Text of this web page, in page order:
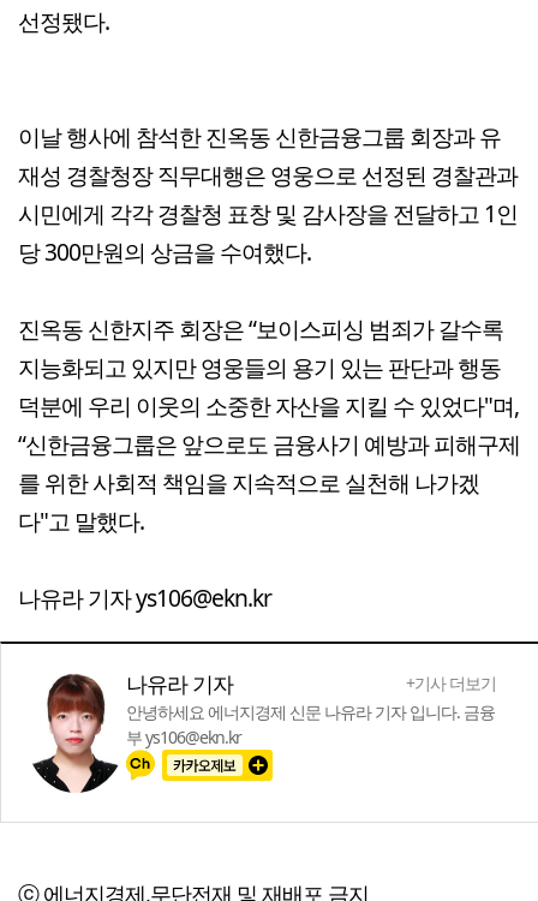
선정됐다.
이날 행사에 참석한 진옥동 신한금융그룹 회장과 유
재성 경찰청장 직무대행은 영웅으로 선정된 경찰관과
시민에게 각각 경찰청 표창 및 감사장을 전달하고 1인
당 300만원의 상금을 수여했다.
진옥동 신한지주 회장은 “보이스피싱 범죄가 갈수록
지능화되고 있지만 영웅들의 용기 있는 판단과 행동
덕분에 우리 이웃의 소중한 자산을 지킬 수 있었다"며,
“신한금융그룹은 앞으로도 금융사기 예방과 피해구제
를 위한 사회적 책임을 지속적으로 실천해 나가겠
다"고 말했다.
나유라 기자 ys106@ekn.kr
나유라 기자
+기사 더보기
안녕하세요 에너지경제 신문 나유라 기자 입니다. 금융
부 ys106@ekn.kr
ⓒ 에너지경제,무단전재 및 재배포 금지